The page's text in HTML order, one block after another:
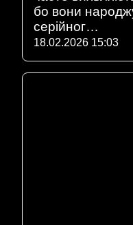
бо вони
серійног…
18.02.2026 15:03